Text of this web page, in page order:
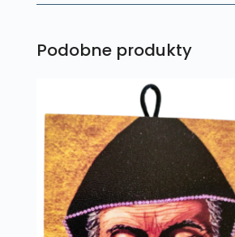
Podobne produkty